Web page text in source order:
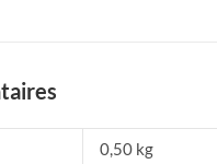
0,50 kg